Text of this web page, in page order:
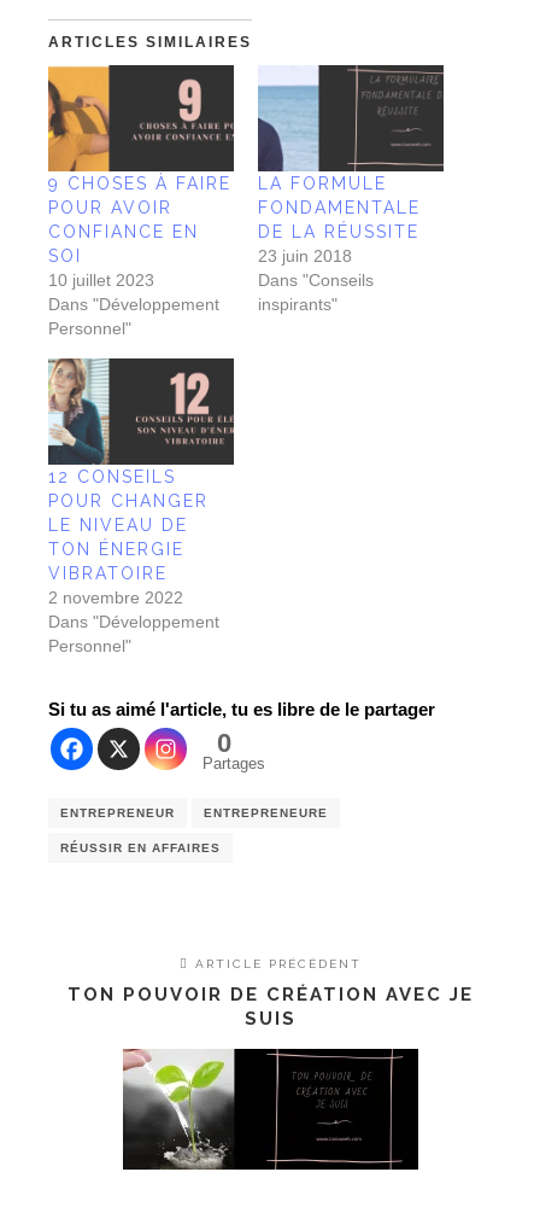
ARTICLES SIMILAIRES
9 CHOSES À FAIRE
POUR AVOIR
CONFIANCE EN
SOI
10 juillet 2023
Dans "Développement
Personnel"
LA FORMULE
FONDAMENTALE
DE LA RÉUSSITE
23 juin 2018
Dans "Conseils
inspirants"
12 CONSEILS
POUR CHANGER
LE NIVEAU DE
TON ÉNERGIE
VIBRATOIRE
2 novembre 2022
Dans "Développement
Personnel"
Si tu as aimé l'article, tu es libre de le partager
0
Partages
ENTREPRENEUR ENTREPRENEURE
RÉUSSIR EN AFFAIRES
ARTICLE PRÉCÉDENT
TON POUVOIR DE CRÉATION AVEC JE
SUIS